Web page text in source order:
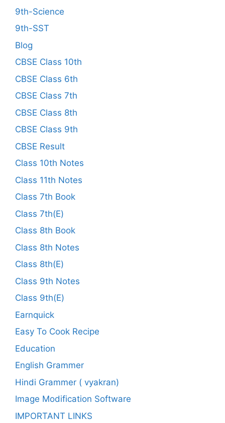
9th-Science
9th-SST
Blog
CBSE Class 10th
CBSE Class 6th
CBSE Class 7th
CBSE Class 8th
CBSE Class 9th
CBSE Result
Class 10th Notes
Class 11th Notes
Class 7th Book
Class 7th(E)
Class 8th Book
Class 8th Notes
Class 8th(E)
Class 9th Notes
Class 9th(E)
Earnquick
Easy To Cook Recipe
Education
English Grammer
Hindi Grammer ( vyakran)
Image Modification Software
IMPORTANT LINKS